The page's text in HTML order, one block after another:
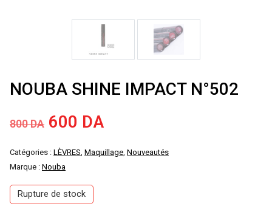
NOUBA SHINE IMPACT N°502
800DA Le
prix
initial
était :
600 DALe
prix
Catégories : LÈVRES, Maquillage, Nouveautés
Marque : Nouba
Rupture de stock